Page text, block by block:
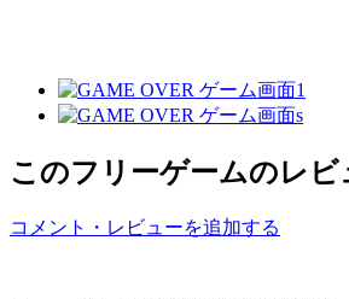
このフリーゲームのレビ
コメント・レビューを追加する